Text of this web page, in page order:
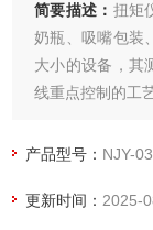
简要描述： 扭矩
奶瓶、吸嘴包装
大小的设备，其
线重点控制的工
产品型号： NJY-03
更新时间： 2025-